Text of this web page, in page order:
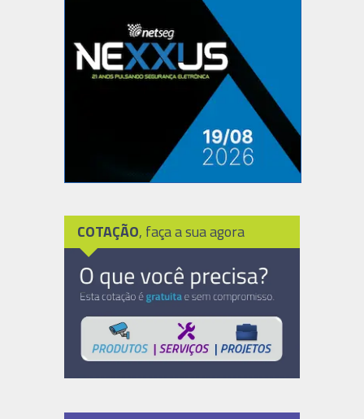
COTAÇÃO, faça a sua agora